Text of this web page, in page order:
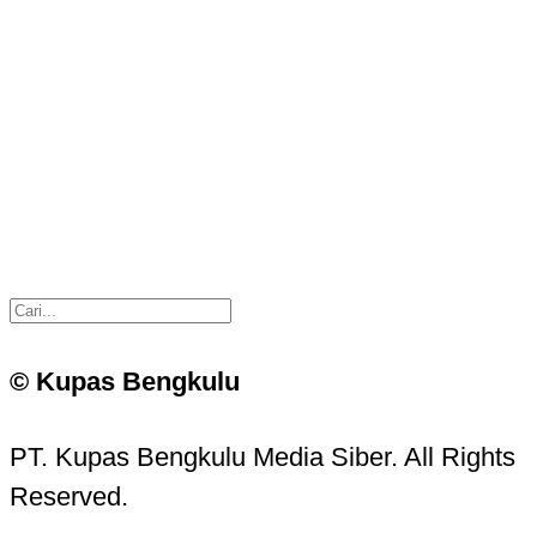
© Kupas Bengkulu
PT. Kupas Bengkulu Media Siber. All Rights
Reserved.